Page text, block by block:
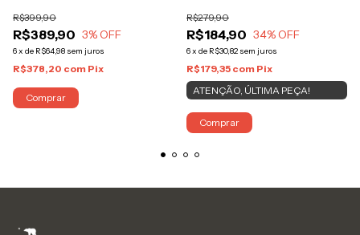
R$389,90
R$399,90
3% OFF
6x de R$64,98 sem juros
R$378,20 com Pix
Comprar
R$184,90
R$279,90
34% OFF
6x de R$30,82 sem juros
R$179,35 com Pix
ATENÇÃO, ÚLTIMA PEÇA!
Comprar